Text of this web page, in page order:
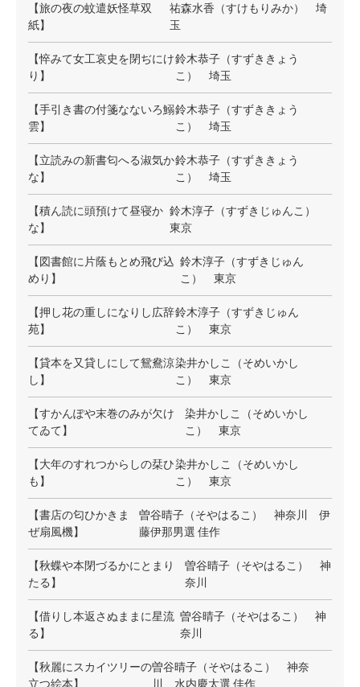
【旅の夜の蚊遣妖怪草双
紙】
祐森水香（すけもりみか） 埼
玉
【悴みて女工哀史を閉ぢにけ
り】
鈴木恭子（すずききょう
こ） 埼玉
【手引き書の付箋なないろ鰯
雲】
鈴木恭子（すずききょう
こ） 埼玉
【立読みの新書匂へる淑気か
な】
鈴木恭子（すずききょう
こ） 埼玉
【積ん読に頭預けて昼寝か
な】
鈴木淳子（すずきじゅんこ）
東京
【図書館に片蔭もとめ飛び込
めり】
鈴木淳子（すずきじゅん
こ） 東京
【押し花の重しになりし広辞
苑】
鈴木淳子（すずきじゅん
こ） 東京
【貸本を又貸しにして鴛鴦涼
し】
染井かしこ（そめいかし
こ） 東京
【すかんぽや末巻のみが欠け
てゐて】
染井かしこ（そめいかし
こ） 東京
【大年のすれつからしの栞ひ
も】
染井かしこ（そめいかし
こ） 東京
【書店の匂ひかきま
ぜ扇風機】
曽谷晴子（そやはるこ） 神奈川 伊
藤伊那男選 佳作
【秋蝶や本閉づるかにとまり
たる】
曽谷晴子（そやはるこ） 神
奈川
【借りし本返さぬままに星流
る】
曽谷晴子（そやはるこ） 神
奈川
【秋麗にスカイツリーの
立つ絵本】
曽谷晴子（そやはるこ） 神奈
川 水内慶太選 佳作